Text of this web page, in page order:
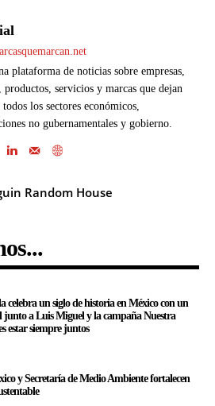
plataforma de noticias sobre empresas,
productos, servicios y marcas que dejan
los sectores económicos,
no gubernamentales y gobierno.
Random House
celebra un siglo de historia en México con un
junto a Luis Miguel y la campaña Nuestra
estar siempre juntos
y Secretaría de Medio Ambiente fortalecen